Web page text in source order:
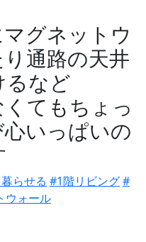
グネットウ
通路の天井
るなど
てもちょっ
いっぱいの
らせる #1階リビング#
ウォール